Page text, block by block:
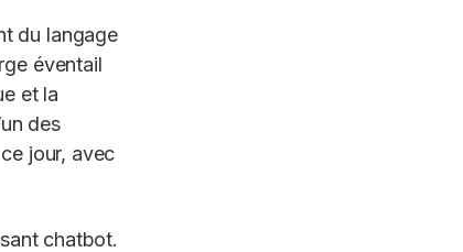
du langage
éventail
et la
des
jour, avec
chatbot.